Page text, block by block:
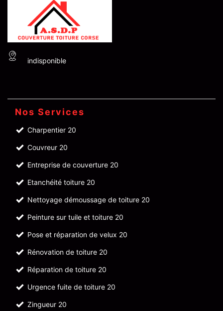
indisponible
Nos Services
Charpentier 20
Couvreur 20
Entreprise de couverture 20
Etanchéité toiture 20
Nettoyage démoussage de toiture 20
Peinture sur tuile et toiture 20
Pose et réparation de velux 20
Rénovation de toiture 20
Réparation de toiture 20
Urgence fuite de toiture 20
Zingueur 20